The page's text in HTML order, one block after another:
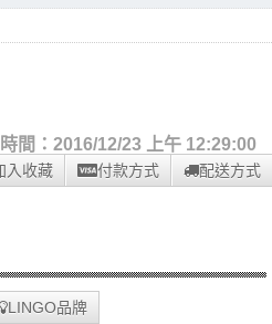
間：2016/12/23 上午 12:29:00
入收藏 付款方式 配送方式
LINGO品牌